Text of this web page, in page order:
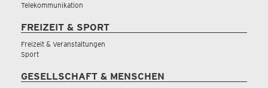
Telekommunikation
FREIZEIT & SPORT
Freizeit & Veranstaltungen
Sport
GESELLSCHAFT & MENSCHEN